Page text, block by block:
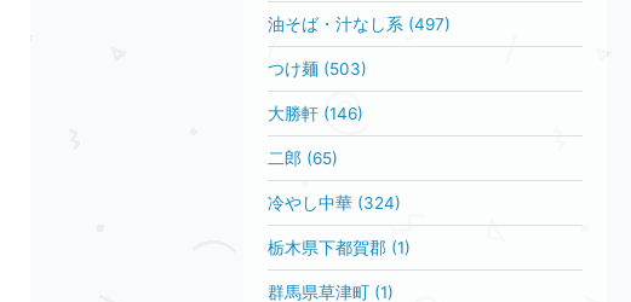
油そば・汁なし系 (497)
つけ麺 (503)
大勝軒 (146)
二郎 (65)
冷やし中華 (324)
栃木県下都賀郡 (1)
群馬県草津町 (1)